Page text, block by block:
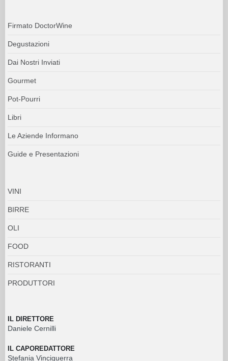
Firmato DoctorWine
Degustazioni
Dai Nostri Inviati
Gourmet
Pot-Pourri
Libri
Le Aziende Informano
Guide e Presentazioni
VINI
BIRRE
OLI
FOOD
RISTORANTI
PRODUTTORI
IL DIRETTORE
Daniele Cernilli
IL CAPOREDATTORE
Stefania Vinciguerra